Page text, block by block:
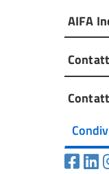
AIFA